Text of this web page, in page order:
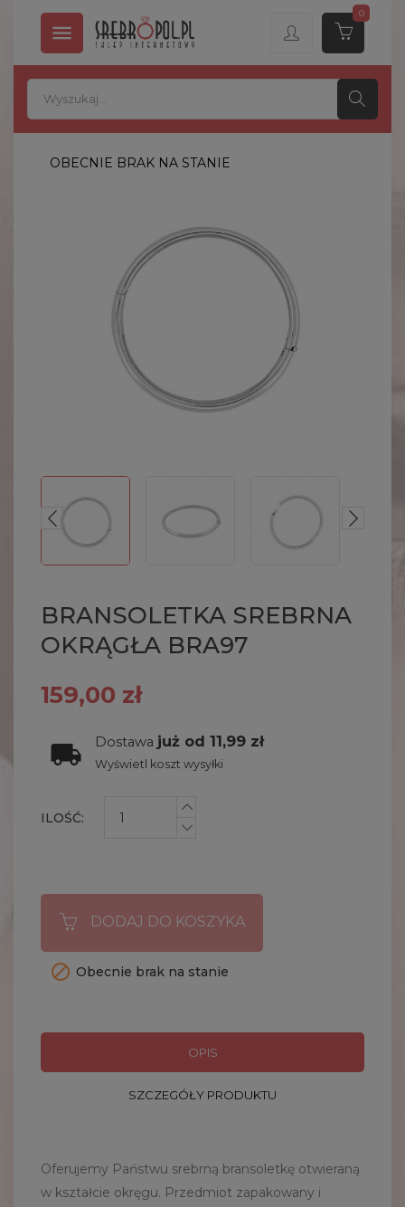

0
OBECNIE BRAK NA STANIE
BRANSOLETKA SREBRNA
OKRĄGŁA BRA97
159,00 zł
Dostawa już od 11,99 zł
Wyświetl koszt wysyłki
ILOŚĆ:
DODAJ DO KOSZYKA
 Obecnie brak na stanie
OPIS
SZCZEGÓŁY PRODUKTU
Oferujemy Państwu srebrną bransoletkę otwieraną
w kształcie okręgu. Przedmiot zapakowany i